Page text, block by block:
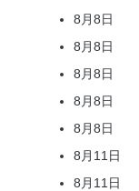
8月8日
8月8日
8月8日
8月8日
8月8日
8月11日
8月11日